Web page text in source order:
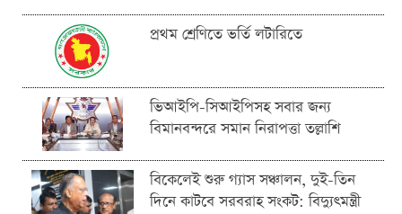
প্রথম শ্রেণিতে ভর্তি লটারিতে
ভিআইপি-সিআইপিসহ সবার জন্য
বিমানবন্দরে সমান নিরাপত্তা তল্লাশি
বিকেলেই শুরু গ্যাস সঞ্চালন, দুই-তিন
দিনে কাটবে সরবরাহ সংকট: বিদ্যুৎমন্ত্রী